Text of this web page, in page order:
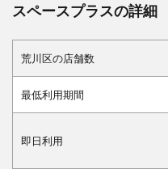
スペースプラスの詳細
荒川区の店舗数
最低利用期間
即日利用